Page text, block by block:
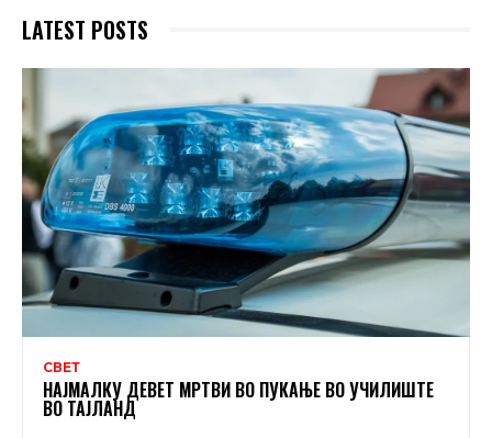
LATEST POSTS
СВЕТ
НАЈМАЛКУ ДЕВЕТ МРТВИ ВО ПУКАЊЕ ВО УЧИЛИШТЕ
ВО ТАЈЛАНД